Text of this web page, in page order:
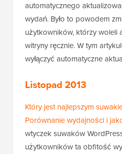
automatycznego
wydań. Było to powodem
użytkowników, którzy woleli
witryny ręcznie. W tym
wyłączyć automatyczne
Listopad 2013
Który jest najlepszym
Porównanie wydajności i
wtyczek suwaków
użytkowników ta obfitość